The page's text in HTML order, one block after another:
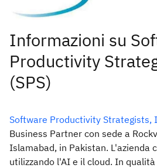
Informazioni su
Productivity
(SPS)
Software Productivity Strategists,
Business Partner con sede a
Islamabad, in Pakistan. L'azienda
utilizzando l'AI e il cloud. In